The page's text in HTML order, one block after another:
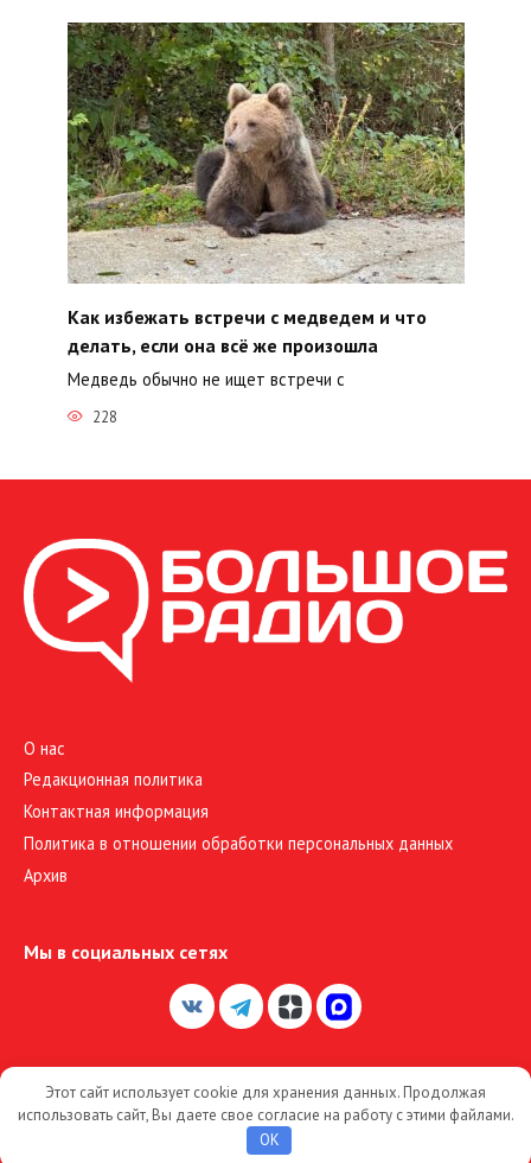
Как избежать встречи с медведем и что
делать, если она всё же произошла
Медведь обычно не ищет встречи с
228
О нас
Редакционная политика
Контактная информация
Политика в отношении обработки персональных данных
Архив
Мы в социальных сетях
© 2026 Большое Радио
Этот сайт использует cookie для хранения данных. Продолжая
использовать сайт, Вы даете свое согласие на работу с этими файлами.
OK